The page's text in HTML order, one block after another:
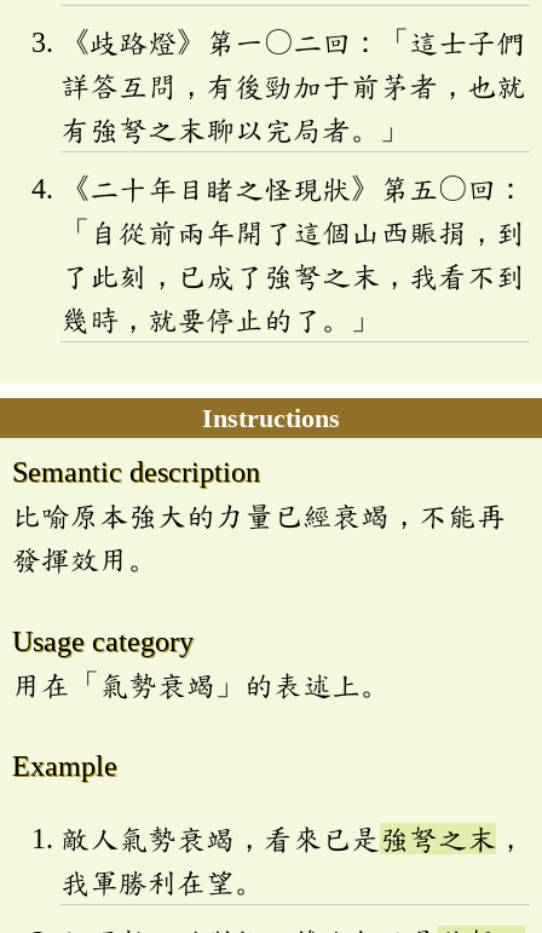
《歧路燈》第一〇二回：「這士子們
詳答互問，有後勁加于前茅者，也就
有強弩之末聊以完局者。」
《二十年目睹之怪現狀》第五〇回：
「自從前兩年開了這個山西賑捐，到
了此刻，已成了強弩之末，我看不到
幾時，就要停止的了。」
Instructions
Semantic description
比喻原本強大的力量已經衰竭，不能再
發揮效用。
Usage category
用在「氣勢衰竭」的表述上。
Example
敵人氣勢衰竭，看來已是 強弩之末 ，
我軍勝利在望。